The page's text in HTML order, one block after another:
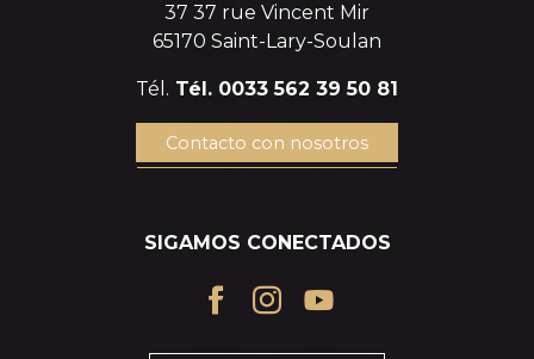
37 37 rue Vincent Mir
65170 Saint-Lary-Soulan
Tél. Tél. 0033 562 39 50 81
Contacto con nosotros
SIGAMOS CONECTADOS